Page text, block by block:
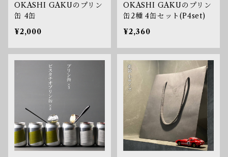
OKASHI GAKUのプリン
缶 4缶
¥2,000
OKASHI GAKUのプリン
缶2種 4缶セット(P4set)
¥2,360